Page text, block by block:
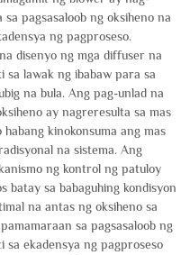
pagsasaloob ng oksiheno na
ng pagproseso.
disenyo ng mga diffuser na
sa lawak ng ibabaw para sa
na bula. Ang pag-unlad na
ay nagreresulta sa mas
kinokonsuma ang mas
na sistema. Ang
ng kontrol ng patuloy
batay sa babaguhing kondisyon
na antas ng oksiheno sa
sa pagsasaloob ng
sa ekadensya ng pagproseso